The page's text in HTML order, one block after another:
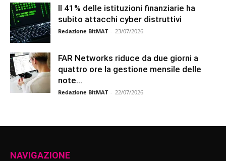
Il 41% delle istituzioni finanziarie ha
subito attacchi cyber distruttivi
Redazione BitMAT - 23/07/2026
FAR Networks riduce da due giorni a
quattro ore la gestione mensile delle
note...
Redazione BitMAT - 22/07/2026
NAVIGAZIONE